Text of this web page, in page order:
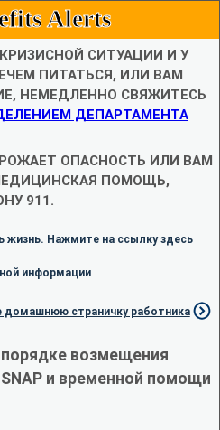
Alerts
СИТУАЦИИ И У
ПИТАТЬСЯ, ИЛИ ВАМ
НЕМЕДЛЕННО СВЯЖИТЕСЬ
ДЕПАРТАМЕНТА
ОПАСНОСТЬ ИЛИ ВАМ
ПОМОЩЬ,
911.
жизнь. Нажмите на ссылку здесь
информации
домашнюю страничку работника
возмещения
и временной помощи